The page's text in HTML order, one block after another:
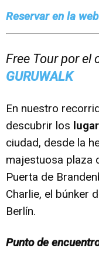
Reservar en la web
Free Tour por el
GURUWALK
En nuestro
descubrir los
ciudad, desde la
majestuosa plaza
Puerta de
Charlie, el búnker
Berlín.
Punto de